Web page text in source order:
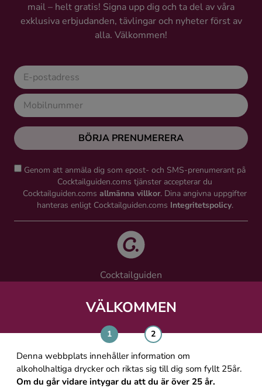
VÄLKOMMEN
Denna webbplats innehåller information om
alkoholhaltiga drycker och riktas sig till dig som fyllt 25år.
Om du går vidare intygar du att du är över 25 år.
mail – helt gratis! Signa upp dig och ta del av våra
exklusiva erbjudanden, tävlingar och nyheter först av
alla. Välkommen!
BÖRJA PRENUMERERA
Genom att anmäla dig som epost- och SMS-prenumerant på
Cocktailguiden.coms tjänster accepterar du
Cocktailguiden.coms allmänna villkor. Dina angivna uppgifter
hanteras enligt Cocktailguiden.coms Integritetspolicy.
Cocktailguiden
Västra Järnvägsgatan 21, 111 64 Stockholm